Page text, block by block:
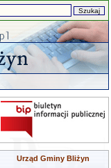
Urząd Gminy Bliżyn